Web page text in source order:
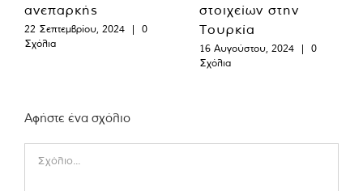
ανεπαρκής
22 Σεπτεμβρίου, 2024 |
0
Σχόλια
στοιχείων στην
Τουρκία
16 Αυγούστου, 2024 |
0
Σχόλια
Αφήστε ένα σχόλιο